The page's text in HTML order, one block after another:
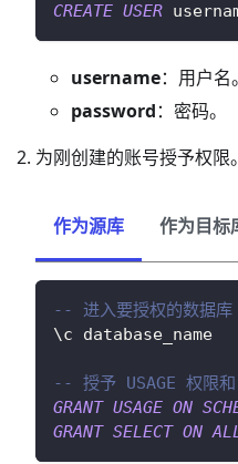
CREATE USER
username：用户名。
password：密码。
为刚创建的账号授予权限。
作为源库 作为目标
-- 进入要授权的数据库
\c database_name
-- 授予 USAGE 权限
GRANT USAGE ON
GRANT SELECT ON